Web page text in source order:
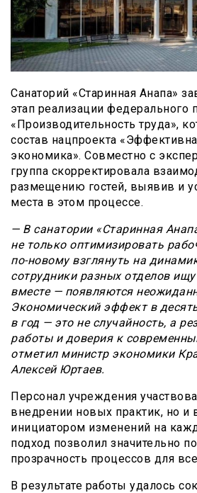
Санаторий «Старинная Анапа»
этап реализации федерального
«Производительность труда»,
состав нацпроекта
экономика». Совместно с
группа скорректировала
размещению гостей, выявив и
места в этом процессе.
— В санатории «Старинная
не только оптимизировать
по-новому взглянуть на
сотрудники разных отделов
вместе — появляются
Экономический эффект в
в год — это не случайность, а
работы и доверия к
отметил министр экономики
Алексей Юртаев.
Персонал учреждения
внедрении новых практик, но и
инициатором изменений на
подход позволил значительно
прозрачность процессов для
В результате работы удалось